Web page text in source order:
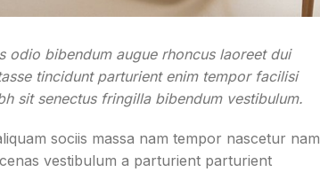
odio bibendum augue rhoncus laoreet dui
tincidunt parturient enim tempor facilisi
sit senectus fringilla bibendum vestibulum.
sociis massa nam tempor nascetur nam
vestibulum a parturient parturient